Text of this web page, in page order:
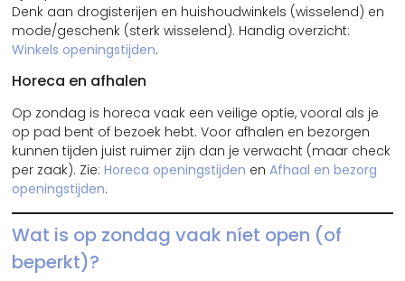
Denk aan drogisterijen en huishoudwinkels (wisselend) en
mode/geschenk (sterk wisselend). Handig overzicht:
Winkels openingstijden.
Horeca en afhalen
Op zondag is horeca vaak een veilige optie, vooral als je
op pad bent of bezoek hebt. Voor afhalen en bezorgen
kunnen tijden juist ruimer zijn dan je verwacht (maar check
per zaak). Zie:Horeca openingstijden enAfhaal en bezorg
openingstijden.
Wat is op zondag vaak níet open (of
beperkt)?